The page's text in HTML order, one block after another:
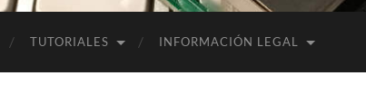
TUTORIALES INFORMACIÓN LEGAL